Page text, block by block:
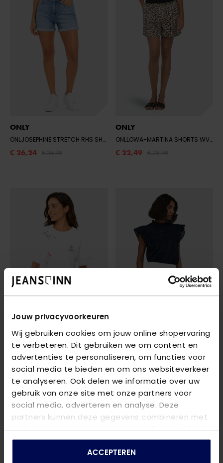
Jouw privacyvoorkeuren
Wij gebruiken cookies om jouw online shopervaring
te verbeteren. Dit gebruiken we om content en
advertenties te personaliseren, om functies voor
social media te bieden en om ons websiteverkeer
te analyseren. Ook delen we informatie over uw
gebruik van onze site met onze partners voor
social media, adverteren en analyse. Deze
partners kunnen deze gegevens combineren met
andere informatie die u aan ze heeft verstrekt of
die ze hebben verzameld op basis van uw gebruik
ACCEPTEREN
ONLY
ONLJOSEPHINE STRETCH RHS SHORTS DNM - LIGHT BLUE DENIM
€ 26,24
ONLY
ONLLOWA-MARTINA SHORTS WVN
€ 22,49
ONLY
ONLEMMINA S/S TOP BOX JRS
€ 16,49 € 21,99 € 17,24 € 22,99